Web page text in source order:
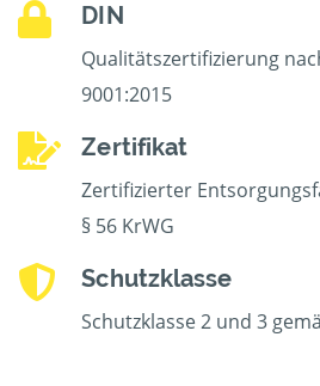
DIN
Qualitätszertifizierung
9001:2015
Zertifikat
Zertifizierter
§ 56 KrWG
Schutzklasse
Schutzklasse 2 und 3